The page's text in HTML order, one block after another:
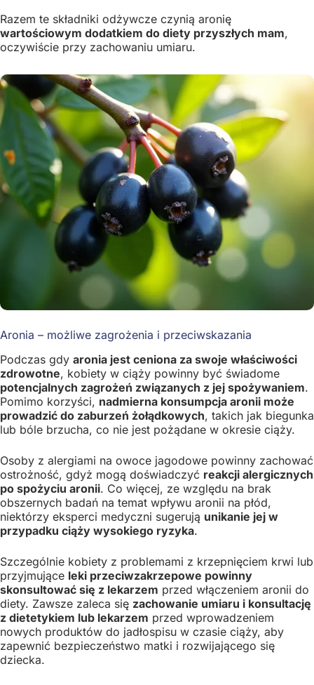
Razem te składniki odżywcze czynią aronię
wartościowym dodatkiem do diety przyszłych mam,
oczywiście przy zachowaniu umiaru.
Aronia – możliwe zagrożenia i przeciwskazania
Podczas gdy aronia jest ceniona za swoje właściwości
zdrowotne, kobiety w ciąży powinny być świadome
potencjalnych zagrożeń związanych z jej spożywaniem.
Pomimo korzyści, nadmierna konsumpcja aronii może
prowadzić do zaburzeń żołądkowych, takich jak biegunka
lub bóle brzucha, co nie jest pożądane w okresie ciąży.
Osoby z alergiami na owoce jagodowe powinny zachować
ostrożność, gdyż mogą doświadczyć reakcji alergicznych
po spożyciu aronii. Co więcej, ze względu na brak
obszernych badań na temat wpływu aronii na płód,
niektórzy eksperci medyczni sugerują unikanie jej w
przypadku ciąży wysokiego ryzyka.
Szczególnie kobiety z problemami z krzepnięciem krwi lub
przyjmujące leki przeciwzakrzepowe powinny
skonsultować się z lekarzem przed włączeniem aronii do
diety. Zawsze zaleca się zachowanie umiaru i konsultację
z dietetykiem lub lekarzem przed wprowadzeniem
nowych produktów do jadłospisu w czasie ciąży, aby
zapewnić bezpieczeństwo matki i rozwijającego się
dziecka.